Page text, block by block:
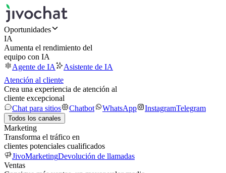
Oportunidades
IA
Aumenta el rendimiento del
equipo con IA
Agente de IA
Asistente de IA
Atención al cliente
Crea una experiencia de atención al
cliente excepcional
Chat para sitios
Chatbot WhatsApp InstagramTelegram
Todos los canales
Marketing
Transforma el tráfico en
clientes potenciales cualificados
JivoMarketingDevolución de llamadas
Ventas